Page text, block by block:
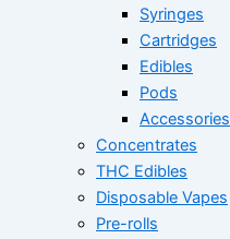
Syringes
Cartridges
Edibles
Pods
Accessories
Concentrates
THC Edibles
Disposable Vapes
Pre-rolls